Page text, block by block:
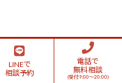
LINEで
相談予約
電話で
無料相談
(受付9:00～20:00)